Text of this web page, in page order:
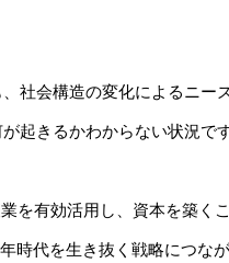
社会構造の変化によるニ
起きるかわからない状況です
を有効活用し、資本を築
時代を生き抜く戦略につなが